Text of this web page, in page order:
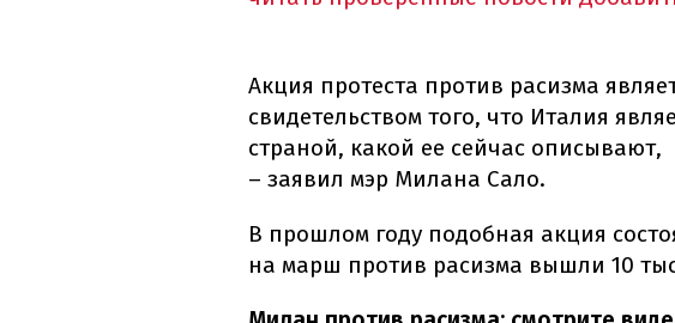
Акция протеста против расизма
свидетельством того, что Италия
страной, какой ее сейчас описывают,
– заявил мэр Милана Сало.
В прошлом году подобная акция
на марш против расизма вышли 10